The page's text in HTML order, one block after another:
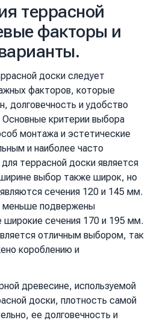
террасной
факторы и
доски следует
факторов, которые
долговечность и удобство
критерии выбора
монтажа и эстетические
и наиболее часто
террасной доски является
выбор также широк, но
сечения 120 и 145 мм.
меньше подвержены
сечения 170 и 195 мм.
отличным выбором, так
короблению и
древесине, используемой
доски, плотность самой
ее долговечность и